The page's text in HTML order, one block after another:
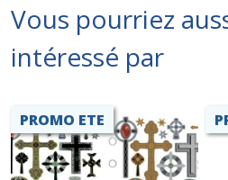
Vous pourriez
intéressé par
PROMO ETE